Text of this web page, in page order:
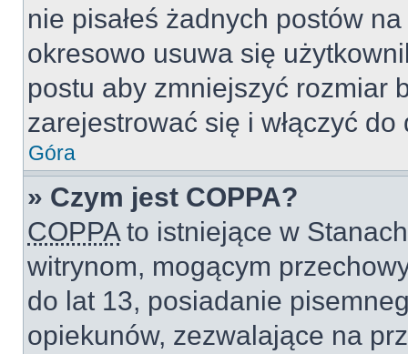
nie pisałeś żadnych postów
okresowo usuwa się
postu aby zmniejszyć rozmiar
zarejestrować się i włączyć
Góra
» Czym jest COPPA?
COPPAto istniejące w
witrynom, mogącym
do lat 13, posiadanie
opiekunów, zezwalające na